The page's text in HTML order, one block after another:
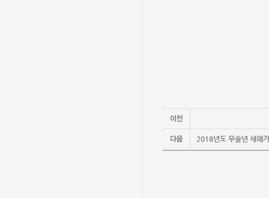
2018년도 무술년 새해